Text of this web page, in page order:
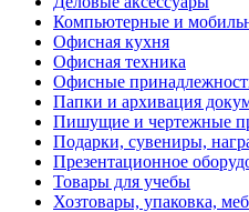
Компьютерные и
Офисная кухня
Офисная техника
Офисные
Папки и архивация
Пишущие и чертежные
Подарки, сувениры,
Презентационное
Товары для учебы
Хозтовары, упаковка,